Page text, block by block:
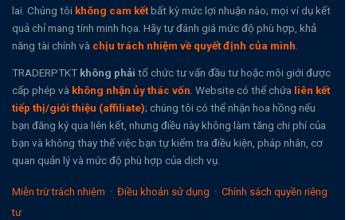
lai. Chúng tôi không cam kếtbất kỳ mức lợi nhuận nào; mọi ví dụ kết
quả chỉ mang tính minh họa. Hãy tự đánh giá mức độ phù hợp, khả
năng tài chính và chịu trách nhiệm về quyết định của mình
TRADERPTKT không phải tổ chức tư vấn đầu tư hoặc môi giới được
cấp phép và không nhận ủy thác vốn . Website có thể chứa liên kết
tiếp thị/giới thiệu (affiliate); chúng tôi có thể nhận hoa hồng nếu
bạn đăng ký qua liên kết, nhưng điều này không làm tăng chi phí của
bạn và không thay thế việc bạn tự kiểm tra điều kiện, pháp nhân, cơ
quan quản lý và mức độ phù hợp của dịch vụ.
Miễn trừ trách nhiệm · Điều khoản sử dụng · Chính sách quyền riêng
tư